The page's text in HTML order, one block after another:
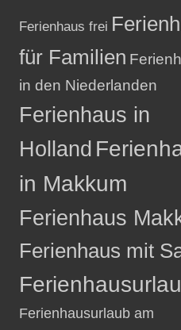
Ferienhaus frei
für Familien
in den Niederlanden
Ferienhaus in
Holland
in Makkum
Ferienhaus
Ferienhaus mit
Ferienhausurlaub am